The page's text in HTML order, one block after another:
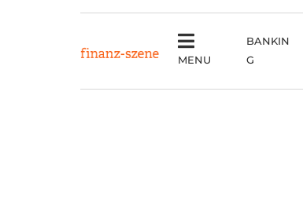
MENU
BANKIN
G